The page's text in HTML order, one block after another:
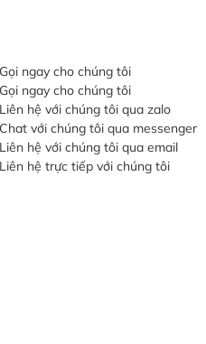
Gọi ngay cho chúng tôi
Gọi ngay cho chúng tôi
Liên hệ với chúng tôi qua zalo
Chat với chúng tôi qua messenger
Liên hệ với chúng tôi qua email
Liên hệ trực tiếp với chúng tôi